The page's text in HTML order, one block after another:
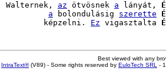
| Walternek, az ötvösnek a lányát,
a bolondulásig szerette
|         képzelni. Ez vigasztalta
Best viewed with any
IntraText®(V89) - Some rights reserved by EuloTech SRL -